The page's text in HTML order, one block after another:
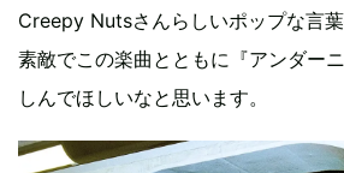
Creepy Nutsさんらしいポップな言
素敵でこの楽曲とともに『アンダー
しんでほしいなと思います。